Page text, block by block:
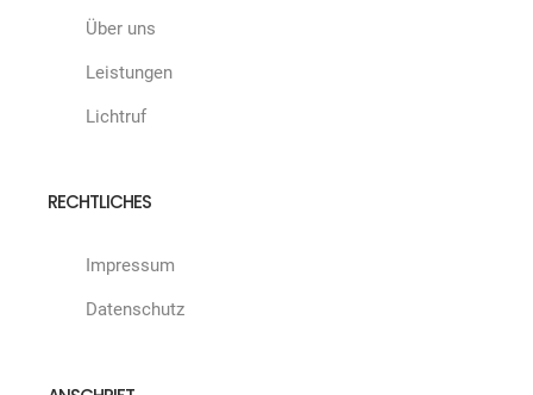
Über uns
Leistungen
Lichtruf
RECHTLICHES
Impressum
Datenschutz